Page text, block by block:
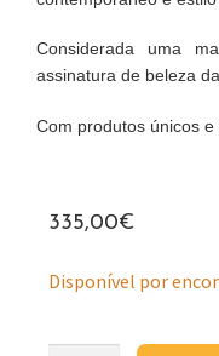
Considerada uma
assinatura de beleza
Com produtos únicos
335,00€
Disponível por